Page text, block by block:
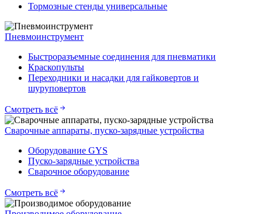
Тормозные стенды универсальные
Пневмоинструмент
Быстроразъемные соединения для пневматики
Краскопульты
Переходники и насадки для гайковертов и
шуруповертов
Смотреть всё
Сварочные аппараты, пуско-зарядные устройства
Оборудование GYS
Пуско-зарядные устройства
Сварочное оборудование
Смотреть всё